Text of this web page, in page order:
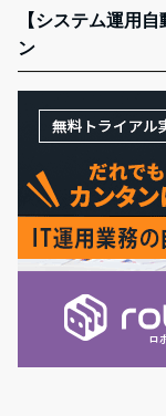
【システム運用
ン